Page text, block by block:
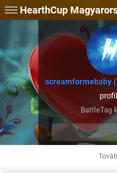
HearthCup
screamformebaby (
BattleTag